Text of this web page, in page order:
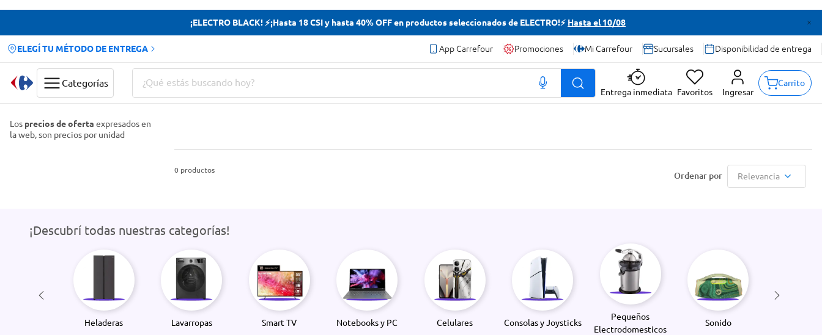
¡ELECTRO BLACK! ⚡¡Hasta 18 CSI y hasta 40% OFF en productos seleccionados de ELECTRO!⚡ Hasta el 10/08
ELEGÍ TU MÉTODO DE ENTREGA App Carrefour Promociones Mi Carrefour Sucursales Disponibilidad de entrega
Categorías
¿Qué estás buscando hoy?
Entrega inmediata Favoritos Ingresar
Carrito
Los precios de oferta expresados en
la web, son precios por unidad
0 productos
Relevancia
¡Descubrí todas nuestras categorías!
Heladeras Lavarropas Smart TV Notebooks y PC Celulares Consolas y Joysticks
Pequeños
Electrodomesticos
Sonido
Términos más buscados
Yerba